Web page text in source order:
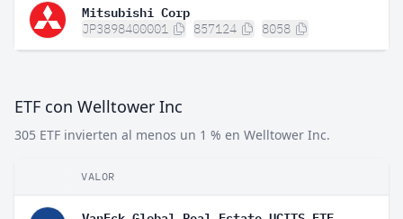
Mitsubishi Corp
JP3898400001 857124 8058
ETF con Welltower Inc
305 ETF invierten al menos un 1 % en Welltower Inc.
VALOR